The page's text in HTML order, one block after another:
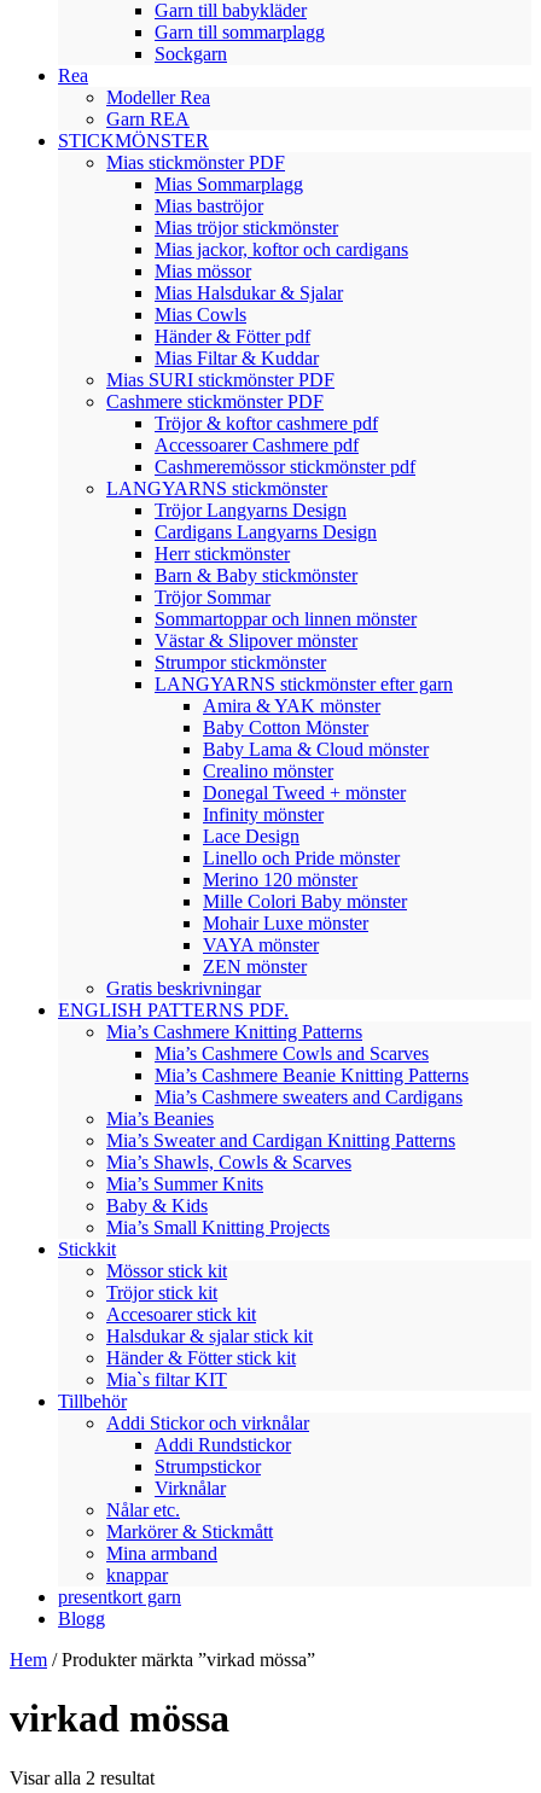
Garn till babykläder
Garn till sommarplagg
Sockgarn
Rea
Modeller Rea
Garn REA
STICKMÖNSTER
Mias stickmönster PDF
Mias Sommarplagg
Mias baströjor
Mias tröjor stickmönster
Mias jackor, koftor och cardigans
Mias mössor
Mias Halsdukar & Sjalar
Mias Cowls
Händer & Fötter pdf
Mias Filtar & Kuddar
Mias SURI stickmönster PDF
Cashmere stickmönster PDF
Tröjor & koftor cashmere pdf
Accessoarer Cashmere pdf
Cashmeremössor stickmönster pdf
LANGYARNS stickmönster
Tröjor Langyarns Design
Cardigans Langyarns Design
Herr stickmönster
Barn & Baby stickmönster
Tröjor Sommar
Sommartoppar och linnen mönster
Västar & Slipover mönster
Strumpor stickmönster
LANGYARNS stickmönster efter garn
Amira & YAK mönster
Baby Cotton Mönster
Baby Lama & Cloud mönster
Crealino mönster
Donegal Tweed + mönster
Infinity mönster
Lace Design
Linello och Pride mönster
Merino 120 mönster
Mille Colori Baby mönster
Mohair Luxe mönster
VAYA mönster
ZEN mönster
Gratis beskrivningar
ENGLISH PATTERNS PDF.
Mia’s Cashmere Knitting Patterns
Mia’s Cashmere Cowls and Scarves
Mia’s Cashmere Beanie Knitting Patterns
Mia’s Cashmere sweaters and Cardigans
Mia’s Beanies
Mia’s Sweater and Cardigan Knitting Patterns
Mia’s Shawls, Cowls & Scarves
Mia’s Summer Knits
Baby & Kids
Mia’s Small Knitting Projects
Stickkit
Mössor stick kit
Tröjor stick kit
Accesoarer stick kit
Halsdukar & sjalar stick kit
Händer & Fötter stick kit
Mia`s filtar KIT
Tillbehör
Addi Stickor och virknålar
Addi Rundstickor
Strumpstickor
Virknålar
Nålar etc.
Markörer & Stickmått
Mina armband
knappar
presentkort garn
Blogg
Hem / Produkter märkta ”virkad mössa”
virkad mössa
Visar alla 2 resultat